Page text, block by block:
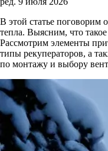
В этой статье поговорим
тепла. Выясним, что
Рассмотрим элементы
типы рекуператоров, а
по монтажу и выбору